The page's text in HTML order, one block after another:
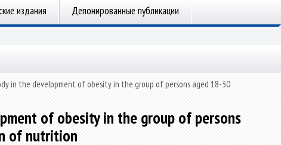
издания Депонированные публикации
in the development of obesity in the group of persons aged 18-30
of obesity in the group of persons
of nutrition